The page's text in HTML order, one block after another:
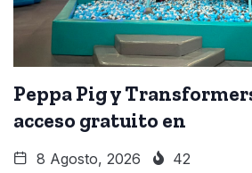
Peppa Pig y
acceso gratuito en
8 Agosto, 2026 42